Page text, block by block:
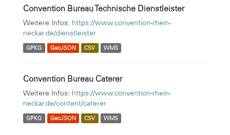
Convention Bureau Technische Dienstleister
Weitere Infos: https://www.convention-rhein-
neckar.de/dienstleister
GPKG GeoJSON CSV WMS
Convention Bureau Caterer
Weitere Infos: https://www.convention-rhein-
neckar.de/content/caterer
GPKG GeoJSON CSV WMS